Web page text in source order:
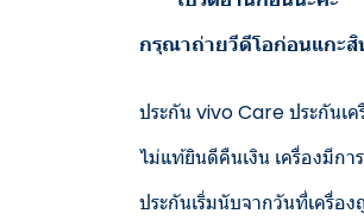
กรุณาถ่ายวีดีโอก่อนแกะ
ประกัน vivo Care ประกันเ
ไม่แท้ยินดีคืนเงิน เครื่องมีก
ประกันเริ่มนับจากวันที่เครื่อ